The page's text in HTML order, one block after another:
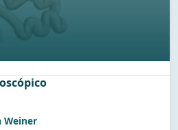
Dr. med. Sylvia Weiner